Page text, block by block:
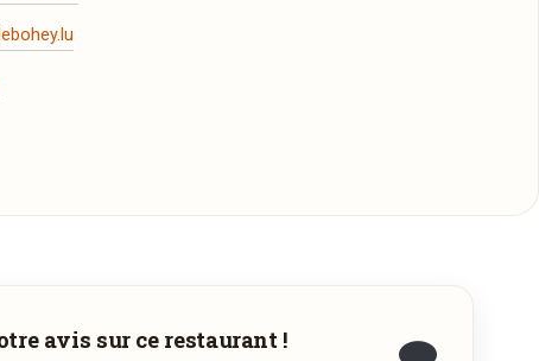
avis sur ce restaurant !